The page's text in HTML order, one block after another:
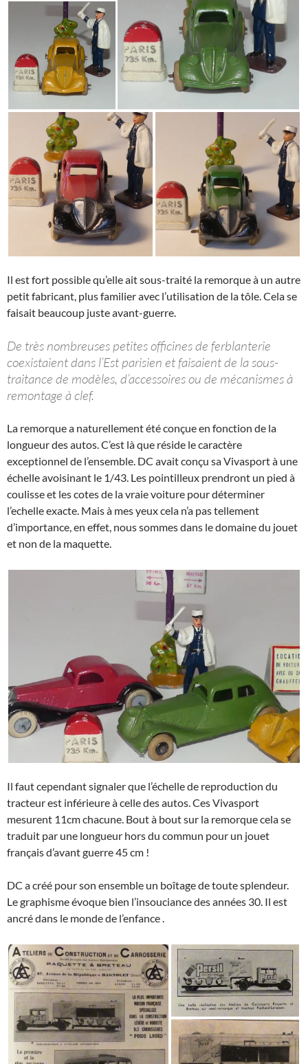
Il est fort possible qu’elle ait sous-traité la remorque à un autre
petit fabricant, plus familier avec l’utilisation de la tôle. Cela se
faisait beaucoup juste avant-guerre.
De très nombreuses petites officines de ferblanterie
coexistaient dans l’Est parisien et faisaient de la sous-
traitance de modèles, d’accessoires ou de mécanismes à
remontage à clef.
La remorque a naturellement été conçue en fonction de la
longueur des autos. C’est là que réside le caractère
exceptionnel de l’ensemble. DC avait conçu sa Vivasport à une
échelle avoisinant le 1/43. Les pointilleux prendront un pied à
coulisse et les cotes de la vraie voiture pour déterminer
l’echelle exacte. Mais à mes yeux cela n’a pas tellement
d’importance, en effet, nous sommes dans le domaine du jouet
et non de la maquette.
Il faut cependant signaler que l’échelle de reproduction du
tracteur est inférieure à celle des autos. Ces Vivasport
mesurent 11cm chacune. Bout à bout sur la remorque cela se
traduit par une longueur hors du commun pour un jouet
français d’avant guerre 45 cm !
DC a créé pour son ensemble un boîtage de toute splendeur.
Le graphisme évoque bien l’insouciance des années 30. Il est
ancré dans le monde de l’enfance .